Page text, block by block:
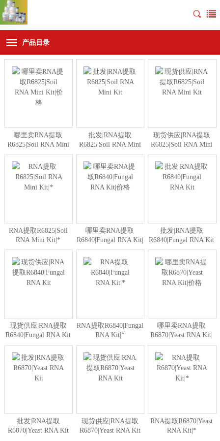
产品目录
哪里卖RNA提取
R6825|Soil RNA Mini
Kit|价格
批发|RNA提取
R6825|Soil RNA Mini
Kit
现货供应|RNA提取
R6825|Soil RNA Mini
Kit
RNA提取R6825|Soil
RNA Mini Kit|*
哪里卖RNA提取
R6840|Fungal RNA Kit|
价格
批发|RNA提取
R6840|Fungal RNA Kit
现货供应|RNA提取
R6840|Fungal RNA Kit
RNA提取R6840|Fungal
RNA Kit|*
哪里卖RNA提取
R6870|Yeast RNA Kit|
价格
批发|RNA提取
R6870|Yeast RNA Kit
现货供应|RNA提取
R6870|Yeast RNA Kit
RNA提取R6870|Yeast
RNA Kit|*